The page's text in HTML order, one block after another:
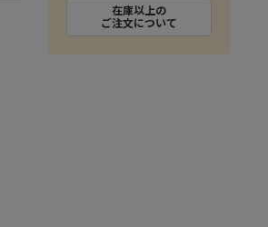
在庫以上の
ご注文について